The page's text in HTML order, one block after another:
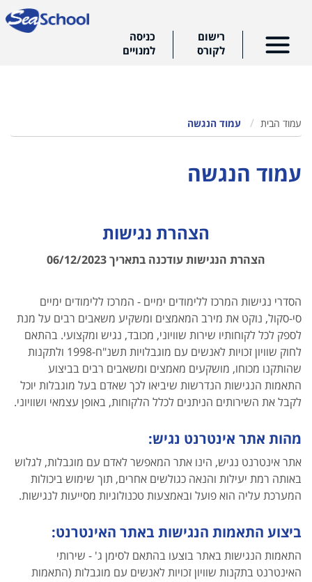
כניסה
למנויים
רישום
לקורס
עמוד הבית עמוד הנגשה
עמוד הנגשה
הצהרת נגישות
הצהרת הנגישות עודכנה בתאריך 06/12/2023
הסדרי נגישות המרכז ללימודים ימיים - המרכז ללימודים ימיים
סי-סקול, נוקט את מירב המאמצים ומשקיע משאבים רבים על מנת
לספק לכל לקוחותיו שירות שוויוני, מכובד, נגיש ומקצועי. בהתאם
לחוק שוויון זכויות לאנשים עם מוגבלויות תשנ"ח-1998 ולתקנות
שהותקנו מכוחו, מושקעים מאמצים ומשאבים רבים בביצוע
התאמות הנגישות הנדרשות שיביאו לכך שאדם בעל מוגבלות יוכל
לקבל את השירותים הניתנים לכלל הלקוחות, באופן עצמאי ושוויוני.
מהות אתר אינטרנט נגיש:
אתר אינטרנט נגיש, הינו אתר המאפשר לאדם עם מוגבלות, לגלוש
באותה רמת יעילות והנאה כגולשים אחרים, תוך שימוש ביכולות
המערכת עליה הוא פועל ובאמצעות טכנולוגיות מסייעות לנגישות.
ביצוע התאמות הנגישות באתר האינטרנט:
התאמות הנגישות באתר בוצעו בהתאם לסימן ג' - שירותי
האינטרנט בתקנות שוויון זכויות לאנשים עם מוגבלות (התאמות